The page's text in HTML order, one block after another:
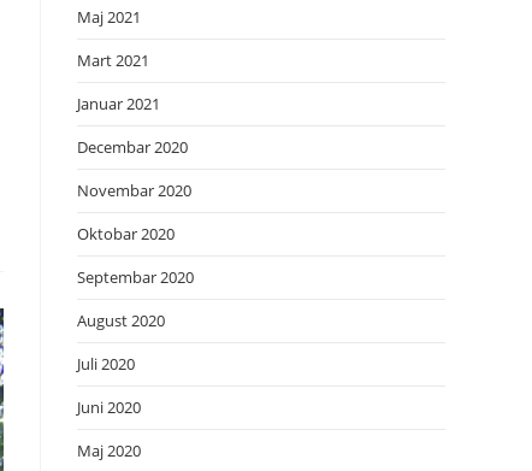
Maj 2021
Mart 2021
Januar 2021
Decembar 2020
Novembar 2020
Oktobar 2020
Septembar 2020
August 2020
Juli 2020
Juni 2020
Maj 2020